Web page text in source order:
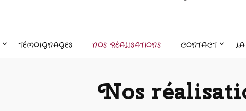
TÉMOIGNAGES NOS RÉALISATIONS CONTACT
Nos